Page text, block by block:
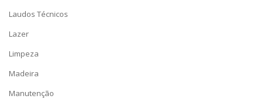
Laudos Técnicos
Lazer
Limpeza
Madeira
Manutenção